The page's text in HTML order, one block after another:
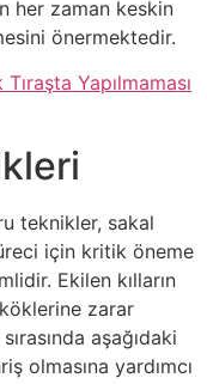
her zaman keskin
önermektedir.
Yapılmaması
teknikler, sakal
için kritik öneme
Ekilen kılların
zarar
aşağıdaki
olmasına yardımcı